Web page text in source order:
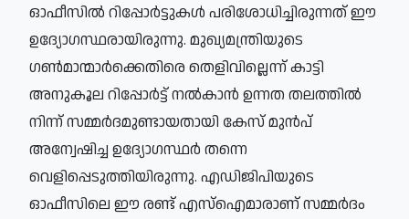
ഓഫീസില്‍ റിപ്പോര്‍ട്ടുകള്‍ പരിശോധിച്ചിരുന്നത് ഈ
ഉദ്യോഗസ്ഥരായിരുന്നു. മുഖ്യമന്ത്രിയുടെ
ഗണ്‍മാന്മാര്‍ക്കെതിരെ തെളിവില്ലെന്ന് കാട്ടി
അനുകൂല റിപ്പോര്‍ട്ട് നല്‍കാന്‍ ഉന്നത തലത്തില്‍
നിന്ന് സമ്മര്‍ദമുണ്ടായതായി കേസ് മുന്‍പ്
അന്വേഷിച്ച ഉദ്യോഗസ്ഥര്‍ തന്നെ
വെളിപ്പെടുത്തിയിരുന്നു. എഡിജിപിയുടെ
ഓഫീസിലെ ഈ രണ്ട് എസ്‌ഐമാരാണ് സമ്മര്‍ദം